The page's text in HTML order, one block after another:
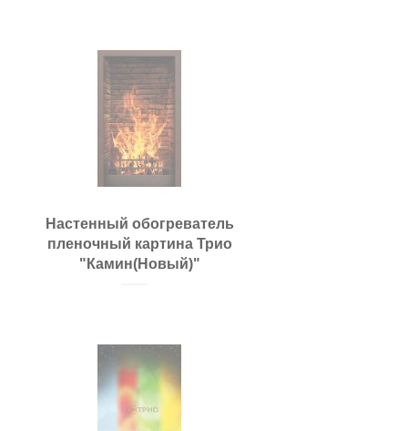
Настенный обогреватель
пленочный картина Трио
"Камин(Новый)"